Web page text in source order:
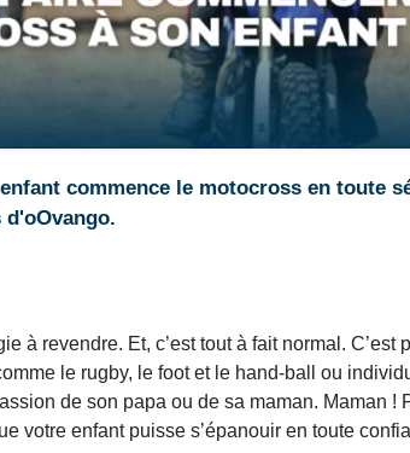
commence le motocross en toute
à revendre. Et, c’est tout à fait normal.
le rugby, le foot et le hand-ball ou
de son papa ou de sa maman. Maman
votre enfant puisse s’épanouir en toute